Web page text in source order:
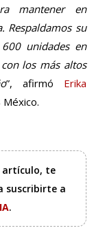
mantener en
Respaldamos su
unidades en
los más altos
”, afirmó Erika
artículo, te
suscribirte a
.